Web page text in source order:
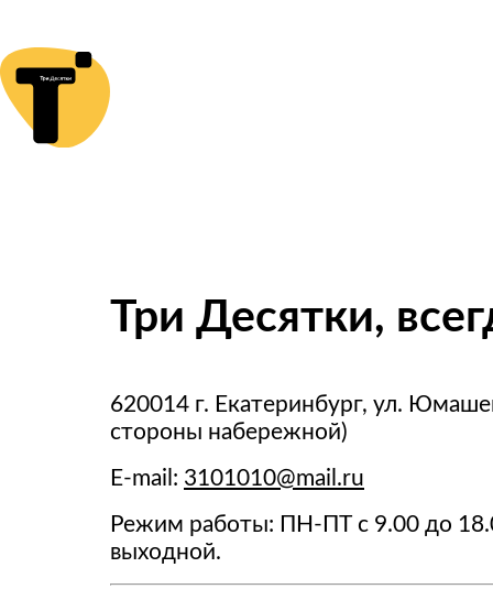
Три Десятки,
620014 г. Екатеринбург, ул.
стороны набережной)
E-mail: 3101010@mail.ru
Режим работы: ПН-ПТ с 9.00 до
выходной.